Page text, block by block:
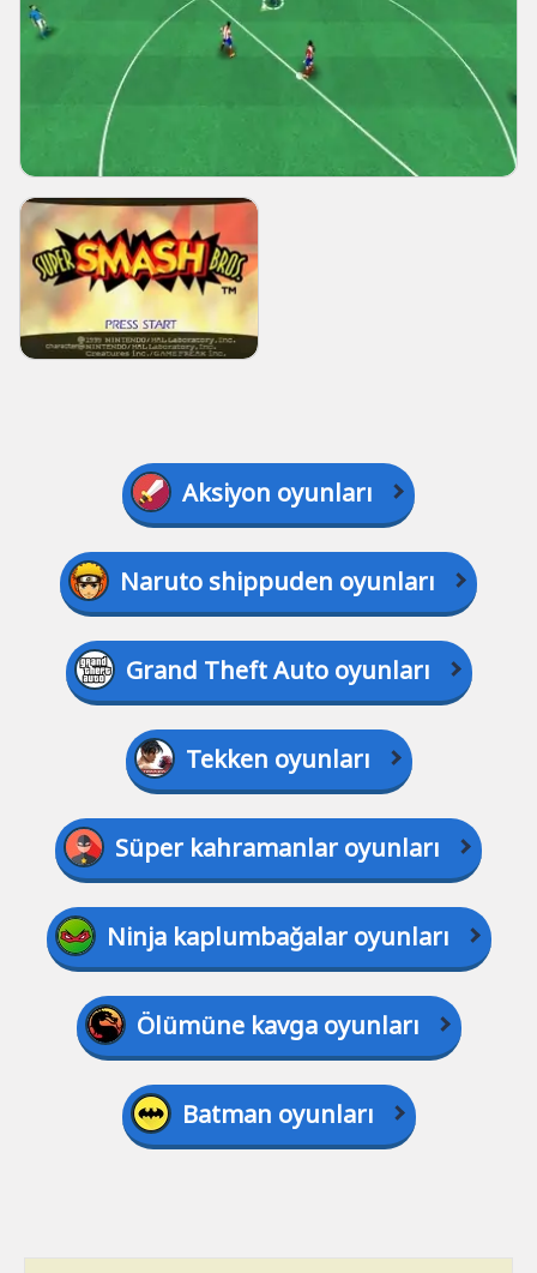
Aksiyon oyunları
Naruto shippuden oyunları
Grand Theft Auto oyunları
Tekken oyunları
Süper kahramanlar oyunları
Ninja kaplumbağalar oyunları
Ölümüne kavga oyunları
Batman oyunları